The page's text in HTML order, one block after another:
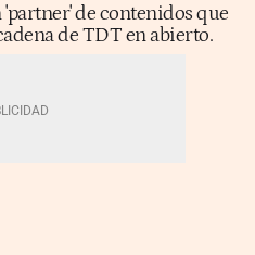
'partner' de contenidos que
de TDT en abierto.